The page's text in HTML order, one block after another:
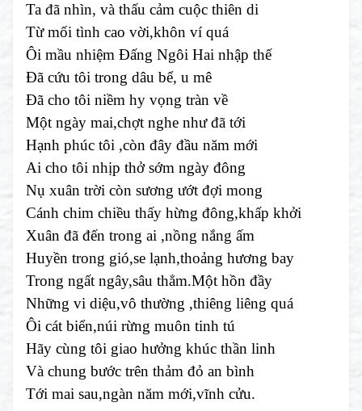
Ta đã nhìn, và thấu cảm cuộc thiên di
Từ mối tình cao vời,khôn ví quá
Ôi mầu nhiệm Đấng Ngôi Hai nhập thế
Đã cứu tôi trong dâu bể, u mê
Đã cho tôi niềm hy vọng tràn về
Một ngày mai,chợt nghe như đã tới
Hạnh phúc tôi ,còn đây đầu năm mới
Ai cho tôi nhịp thở sớm ngày đông
Nụ xuân trời còn sương ướt đợi mong
Cánh chim chiều thấy hừng đông,khấp khởi
Xuân đã đến trong ai ,nồng nắng ấm
Huyền trong gió,se lạnh,thoảng hương bay
Trong ngất ngây,sâu thẳm.Một hồn đầy
Những vi diệu,vô thường ,thiêng liêng quá
Ôi cát biển,núi rừng muôn tinh tú
Hãy cùng tôi giao hưởng khúc thần linh
Và chung bước trên thảm đỏ an bình
Tới mai sau,ngàn năm mới,vĩnh cửu.